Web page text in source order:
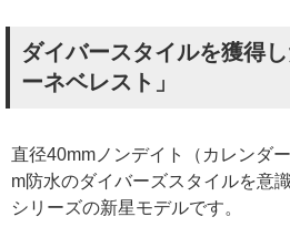
ダイバースタイルを獲得
ーネベレスト」
直径40mmノンデイト（カレンダ
m防水のダイバーズスタイルを意
シリーズの新星モデルです。